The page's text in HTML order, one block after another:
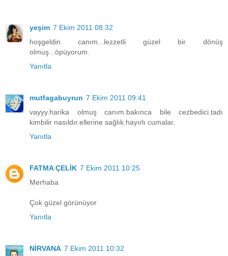
yeşim 7 Ekim 2011 08:32
hoşgeldin canım...lezzetli güzel bir dönüş
olmuş...öpüyorum.
Yanıtla
mutfagabuyrun 7 Ekim 2011 09:41
vayyy.harika olmuş canım.bakınca bile cezbedici.tadı
kimbilir nasıldır.ellerine sağlık.hayırlı cumalar.
Yanıtla
FATMA ÇELİK 7 Ekim 2011 10:25
Merhaba
Çok güzel görünüyor
Yanıtla
NİRVANA 7 Ekim 2011 10:32